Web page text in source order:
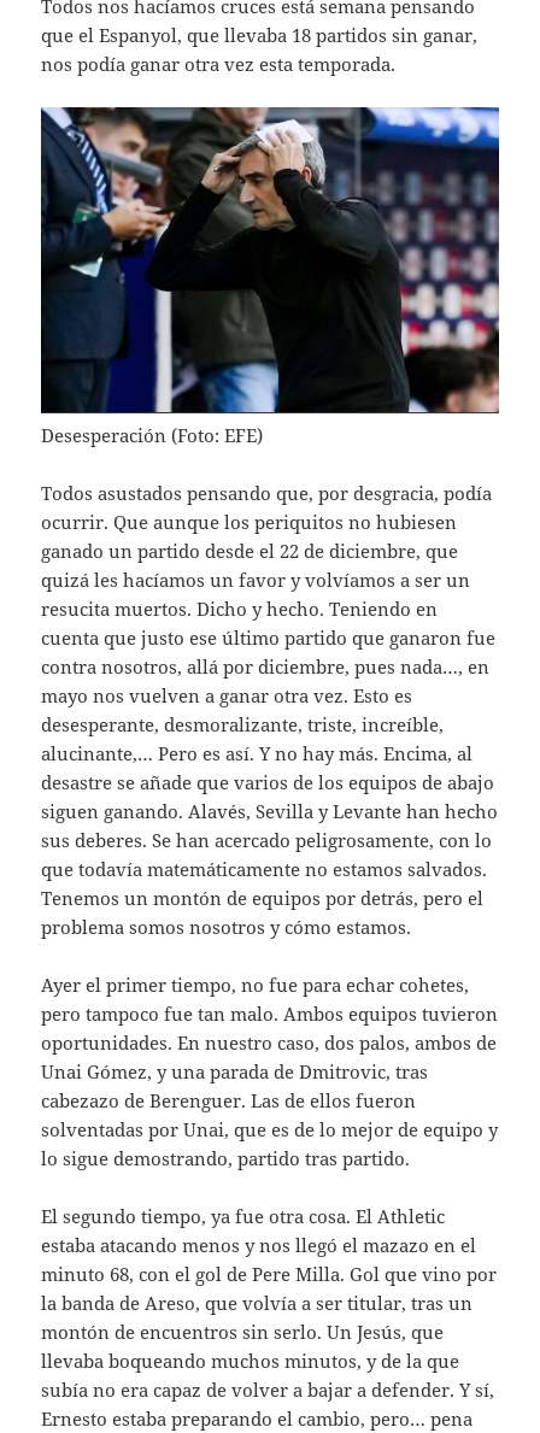
Todos nos hacíamos cruces está semana pensando
que el Espanyol, que llevaba 18 partidos sin ganar,
nos podía ganar otra vez esta temporada.
Desesperación (Foto: EFE)
Todos asustados pensando que, por desgracia, podía
ocurrir. Que aunque los periquitos no hubiesen
ganado un partido desde el 22 de diciembre, que
quizá les hacíamos un favor y volvíamos a ser un
resucita muertos. Dicho y hecho. Teniendo en
cuenta que justo ese último partido que ganaron fue
contra nosotros, allá por diciembre, pues nada…, en
mayo nos vuelven a ganar otra vez. Esto es
desesperante, desmoralizante, triste, increíble,
alucinante,… Pero es así. Y no hay más. Encima, al
desastre se añade que varios de los equipos de abajo
siguen ganando. Alavés, Sevilla y Levante han hecho
sus deberes. Se han acercado peligrosamente, con lo
que todavía matemáticamente no estamos salvados.
Tenemos un montón de equipos por detrás, pero el
problema somos nosotros y cómo estamos.
Ayer el primer tiempo, no fue para echar cohetes,
pero tampoco fue tan malo. Ambos equipos tuvieron
oportunidades. En nuestro caso, dos palos, ambos de
Unai Gómez, y una parada de Dmitrovic, tras
cabezazo de Berenguer. Las de ellos fueron
solventadas por Unai, que es de lo mejor de equipo y
lo sigue demostrando, partido tras partido.
El segundo tiempo, ya fue otra cosa. El Athletic
estaba atacando menos y nos llegó el mazazo en el
minuto 68, con el gol de Pere Milla. Gol que vino por
la banda de Areso, que volvía a ser titular, tras un
montón de encuentros sin serlo. Un Jesús, que
llevaba boqueando muchos minutos, y de la que
subía no era capaz de volver a bajar a defender. Y sí,
Ernesto estaba preparando el cambio, pero… pena